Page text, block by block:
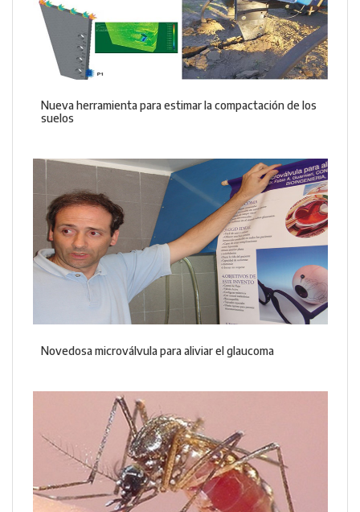
Nueva herramienta para estimar la compactación de los
suelos
Novedosa microválvula para aliviar el glaucoma